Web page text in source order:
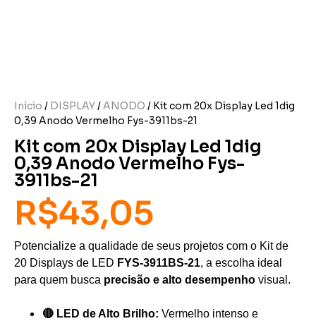
Início / DISPLAY/ANODO / Kit com 20x Display Led 1dig
0,39 Anodo Vermelho Fys-3911bs-21
Kit com 20x Display Led 1dig
0,39 Anodo Vermelho Fys-
3911bs-21
R$43,05
Potencialize a qualidade de seus projetos com o Kit de
20 Displays de LED FYS-3911BS-21, a escolha ideal
para quem busca precisão e alto desempenho visual.
🔴 LED de Alto Brilho: Vermelho intenso e